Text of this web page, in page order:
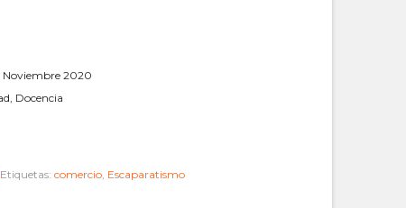
Noviembre 2020
Docencia
Etiquetas: comercio, Escaparatismo